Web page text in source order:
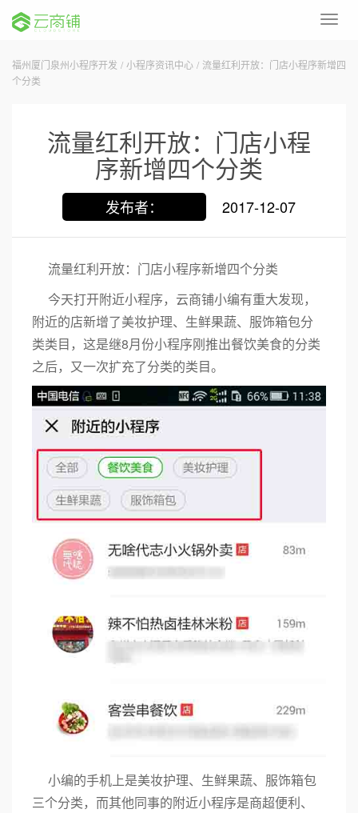
福州厦门泉州小程序开发 / 小程序资讯中心 / 流量红利开放：门店小程序新增四
个分类
流量红利开放：门店小程
序新增四个分类
发布者： 2017-12-07
流量红利开放：门店小程序新增四个分类
今天打开附近小程序，云商铺小编有重大发现，
附近的店新增了美妆护理、生鲜果蔬、服饰箱包分
类类目，这是继8月份小程序刚推出餐饮美食的分类
之后，又一次扩充了分类的类目。
小编的手机上是美妆护理、生鲜果蔬、服饰箱包
三个分类，而其他同事的附近小程序是商超便利、